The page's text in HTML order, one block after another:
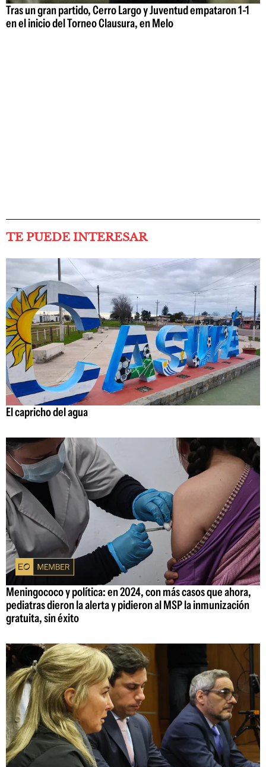
Tras un gran partido, Cerro Largo y Juventud empataron 1-1
en el inicio del Torneo Clausura, en Melo
TE PUEDE INTERESAR
El capricho del agua
Meningococo y política: en 2024, con más casos que ahora,
pediatras dieron la alerta y pidieron al MSP la inmunización
gratuita, sin éxito